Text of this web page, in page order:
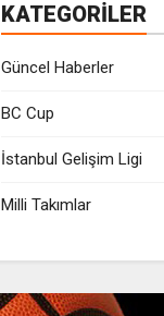
KATEGORİLER
Güncel Haberler
BC Cup
İstanbul Gelişim Ligi
Milli Takımlar